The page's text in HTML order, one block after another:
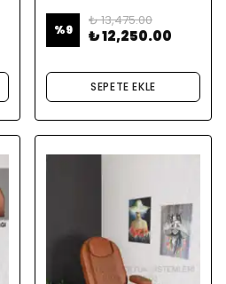
%9
₺ 13,475.00
₺ 12,250.00
SEPETE EKLE